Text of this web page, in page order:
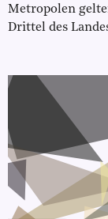
Metropolen
Drittel des